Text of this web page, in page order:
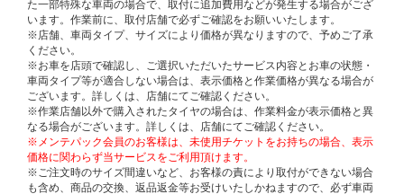
た一部特殊な車両の場合で、取付に追加費用などが発生する場合がござ
います。作業前に、取付店舗で必ずご確認をお願いいたします。
※店舗、車両タイプ、サイズにより価格が異なりますので、予めご了承
ください。
※お車を店頭で確認し、ご選択いただいたサービス内容とお車の状態・
車両タイプ等が適合しない場合は、表示価格と作業価格が異なる場合が
ございます。詳しくは、店舗にてご確認ください。
※作業店舗以外で購入されたタイヤの場合は、作業料金が表示価格と異
なる場合がございます。詳しくは、店舗にてご確認ください。
※メンテパック会員のお客様は、未使用チケットをお持ちの場合、表示
価格に関わらず当サービスをご利用頂けます。
※ご注文時のサイズ間違いなど、お客様の責により取付ができない場合
も含め、商品の交換、返品返金等お受けいたしかねますので、必ず車両